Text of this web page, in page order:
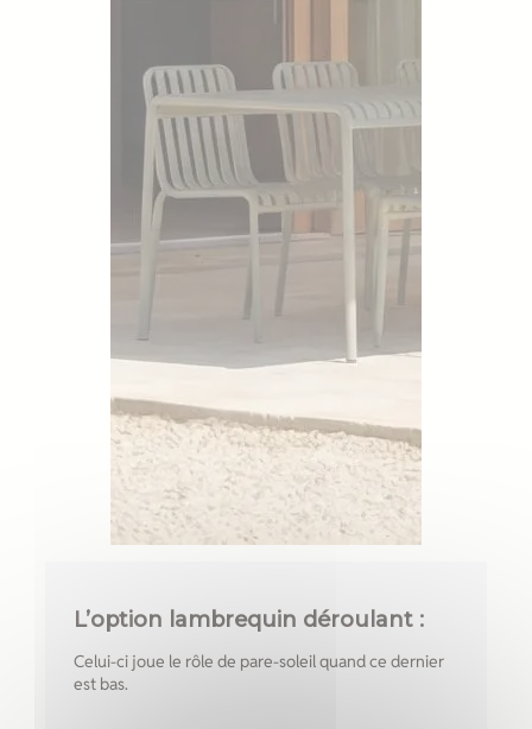
L’option lambrequin déroulant :
Celui-ci joue le rôle de pare-soleil quand ce dernier
est bas.